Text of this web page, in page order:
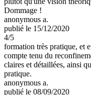
Dommage !
anonymous a.
publié le 15/12/2020
4/5
formation très pratique, et
compte tenu du
claires et détaillées, ainsi
pratique.
anonymous a.
publié le 08/09/2020